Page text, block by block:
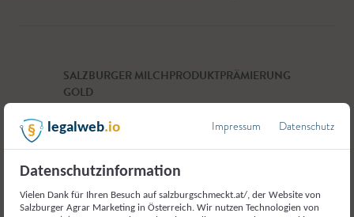
SALZBURGER MILCHPRODUKTPRÄMIERUNG
GOLD
Bio Schneerose 2019
SILBER KASERMANDL, WIESELBURG
legalweb.io Impressum Datenschutz
Datenschutzinformation
Vielen Dank für Ihren Besuch auf salzburgschmeckt.at/, der Website von
Salzburger Agrar Marketing in Österreich. Wir nutzen Technologien von